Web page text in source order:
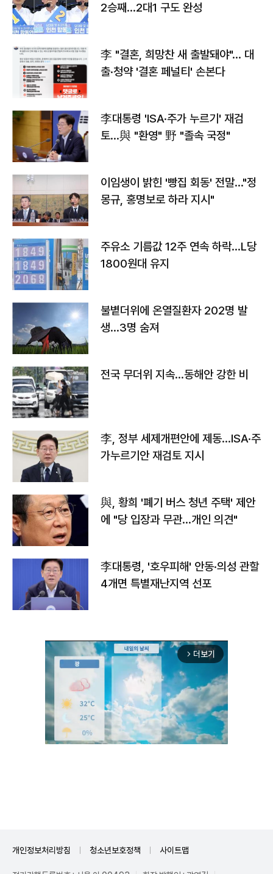
2승째…2대1 구도 완성
李 "결혼, 희망찬 새 출발돼야"… 대
출·청약 '결혼 페널티' 손본다
李대통령 'ISA·주가 누르기' 재검
토…與 "환영" 野 "졸속 국정"
이임생이 밝힌 '빵집 회동' 전말…"정
몽규, 홍명보로 하라 지시"
주유소 기름값 12주 연속 하락…L당
1800원대 유지
불볕더위에 온열질환자 202명 발
생…3명 숨져
전국 무더위 지속…동해안 강한 비
李, 정부 세제개편안에 제동…ISA·주
가누르기안 재검토 지시
與, 황희 '폐기 버스 청년 주택' 제안
에 "당 입장과 무관…개인 의견"
李대통령, '호우피해' 안동·의성 관할
4개면 특별재난지역 선포
arrow_forward_ios 더보기
개인정보처리방침 청소년보호정책 사이트맵